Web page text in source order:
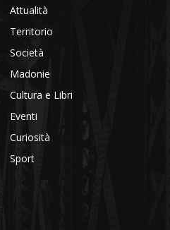
Attualità
Territorio
Società
Madonie
Cultura e Libri
Eventi
Curiosità
Sport